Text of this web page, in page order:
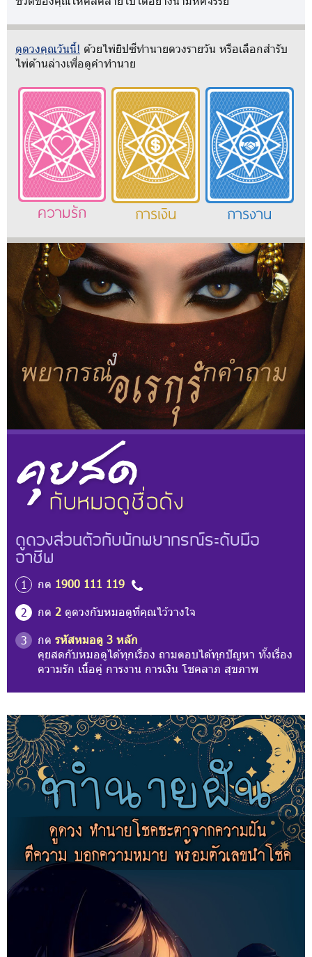
ดูดวงคุณวันนี้! ด้วยไพ่ยิปซีทำนายดวงรายวัน หรือเลือกสำรับ
ไพ่ด้านล่างเพื่อดูคำทำนาย
ความรัก การเงิน การงาน
ดูดวงส่วนตัวกับนักพยากรณ์ระดับมือ
อาชีพ
1 กด 1900 111 119
2
กด 2 ดูดวงกับหมอดูที่คุณไว้วางใจ
3
กด รหัสหมอดู 3 หลัก
คุยสดกับหมอดูได้ทุกเรื่อง ถามตอบได้ทุกปัญหา ทั้งเรื่อง
ความรัก เนื้อคู่ การงาน การเงิน โชคลาภ สุขภาพ